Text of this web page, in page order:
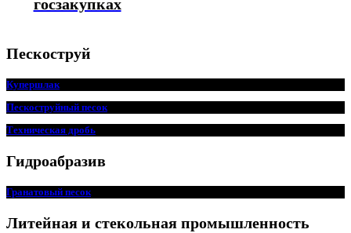
госзакупках
Пескоструй
Купершлак
Пескоструйный песок
Техническая дробь
Гидроабразив
Гранатовый песок
Литейная и стекольная промышленность